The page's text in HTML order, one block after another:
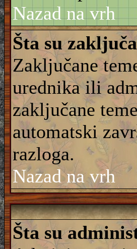
Nazad na vrh
Šta su
Zaključane
urednika ili
zaključane
automatski
razloga.
Nazad na vrh
Šta su